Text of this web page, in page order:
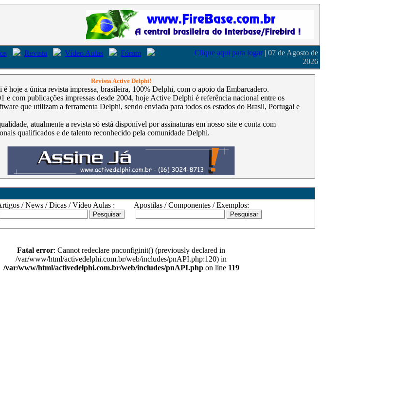
Revista Vídeo Aulas
Fórum
Clique aqui para logar | 07 de Agosto de
2026
Revista Active Delphi!
hoje a única revista impressa, brasileira, 100% Delphi, com o apoio da Embarcadero.
e com publicações impressas desde 2004, hoje Active Delphi é referência nacional entre os
que utilizam a ferramenta Delphi, sendo enviada para todos os estados do Brasil, Portugal e
atualmente a revista só está disponível por assinaturas em nosso site e conta com
qualificados e de talento reconhecido pela comunidade Delphi.
/ News / Dicas / Vídeo Aulas :
Apostilas / Componentes / Exemplos:
Fatal error: Cannot redeclare pnconfiginit() (previously declared in
/var/www/html/activedelphi.com.br/web/includes/pnAPI.php:120) in
/var/www/html/activedelphi.com.br/web/includes/pnAPI.phpon line 119